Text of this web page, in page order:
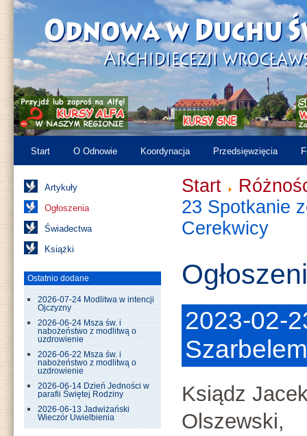
Start O Odnowie Koordynacja Przedsięwzięcia
Artykuły
Ogłoszenia
Świadectwa
Książki
Ostatnio dodane
2026-07-24 Modlitwa w intencji
Ojczyzny
2026-06-24 Msza św. i
nabożeństwo z modlitwą o
uzdrowienie
2026-06-22 Msza św. i
nabożeństwo z modlitwą o
uzdrowienie
2026-06-14 Dzień Jedności w
parafii Świętej Rodziny
2026-06-13 Jadwiżański
Wieczór Uwielbienia
Start
23 Spotkanie
Cerekwicy
2023-02-
Ksiądz
Olszewski,